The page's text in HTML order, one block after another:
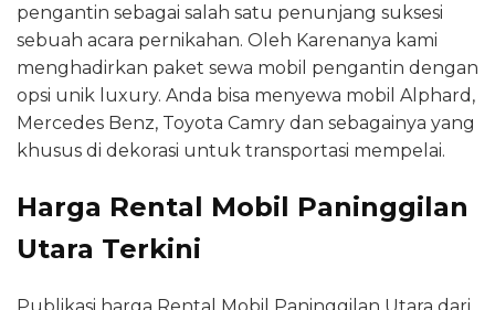
pengantin sebagai salah satu penunjang suksesi
sebuah acara pernikahan. Oleh Karenanya kami
menghadirkan paket sewa mobil pengantin dengan
opsi unik luxury. Anda bisa menyewa mobil Alphard,
Mercedes Benz, Toyota Camry dan sebagainya yang
khusus di dekorasi untuk transportasi mempelai.
Harga Rental Mobil Paninggilan
Utara Terkini